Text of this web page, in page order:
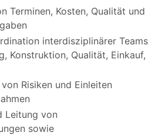
Terminen, Kosten, Qualität und
interdisziplinärer Teams
Konstruktion, Qualität, Einkauf,
Risiken und Einleiten
Leitung von
sowie